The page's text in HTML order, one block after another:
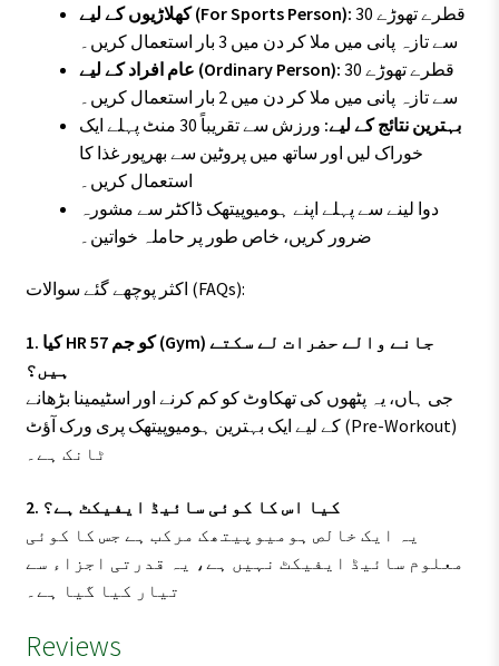
کھلاڑیوں کے لیے (For Sports Person): 30 قطرے تھوڑے
سے تازہ پانی میں ملا کر دن میں 3 بار استعمال کریں۔
عام افراد کے لیے (Ordinary Person): 30 قطرے تھوڑے
سے تازہ پانی میں ملا کر دن میں 2 بار استعمال کریں۔
بہترین نتائج کے لیے:
ورزش سے تقریباً 30 منٹ پہلے ایک
خوراک لیں اور ساتھ میں پروٹین سے بھرپور غذا کا
استعمال کریں۔
دوا لینے سے پہلے اپنے ہومیوپیتھک ڈاکٹر سے مشورہ
ضرور کریں، خاص طور پر حاملہ خواتین۔
اکثر پوچھے گئے سوالات (FAQs):
1. کیا HR 57 کو جم (Gym) جانے والے حضرات لے سکتے
ہیں؟
جی ہاں، یہ پٹھوں کی تھکاوٹ کو کم کرنے اور اسٹیمینا بڑھانے
کے لیے ایک بہترین ہومیوپیتھک پری ورک آؤٹ (Pre-Workout)
ٹانک ہے۔
2. کیا اس کا کوئی سائیڈ ایفیکٹ ہے؟
یہ ایک خالص ہومیوپیتھک مرکب ہے جس کا کوئی
معلوم سائیڈ ایفیکٹ نہیں ہے، یہ قدرتی اجزاء سے
تیار کیا گیا ہے۔
Reviews